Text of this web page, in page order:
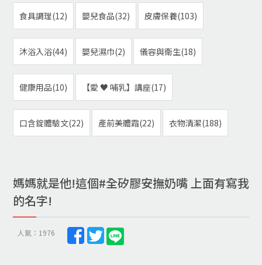
食具調理(12) 嬰兒食品(32) 皮膚保養(103)
沐浴入浴(44) 嬰兒濕巾(2) 儀容與衛生(18)
健康用品(10) 【愛 ♥ 哺乳】講座(17)
口含錠體驗文(22) 產前美體霜(22) 衣物清潔(188)
媽媽就是他!這個#全矽膠安撫奶嘴 上面有寫我
的名字!
人氣：1976